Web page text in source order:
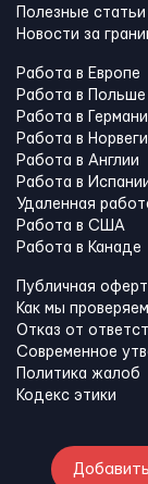
Полезные статьи
Новости за
Работа в Европе
Работа в Польше
Работа в
Работа в
Работа в Англии
Работа в
Удаленная
Работа в США
Работа в Канадe
Публичная
Как мы
Отказ от
Современное
Политика жалоб
Кодекс этики